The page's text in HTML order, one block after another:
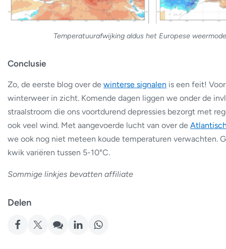
Temperatuurafwijking aldus het Europese
Conclusie
Zo, de eerste blog over de winterse signalen is een feit!
winterweer in zicht. Komende dagen liggen we onder de
straalstroom die ons voortdurend depressies bezorgt met
ook veel wind. Met aangevoerde lucht van over de
we ook nog niet meteen koude temperaturen verwachten.
kwik variëren tussen 5-10°C.
Sommige linkjes bevatten affiliate
Delen